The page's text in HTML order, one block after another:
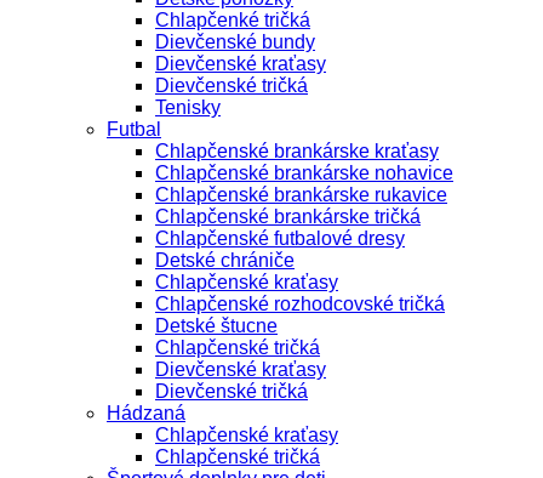
Chlapčenké tričká
Dievčenské bundy
Dievčenské kraťasy
Dievčenské tričká
Tenisky
Futbal
Chlapčenské brankárske kraťasy
Chlapčenské brankárske nohavice
Chlapčenské brankárske rukavice
Chlapčenské brankárske tričká
Chlapčenské futbalové dresy
Detské chrániče
Chlapčenské kraťasy
Chlapčenské rozhodcovské tričká
Detské štucne
Chlapčenské tričká
Dievčenské kraťasy
Dievčenské tričká
Hádzaná
Chlapčenské kraťasy
Chlapčenské tričká